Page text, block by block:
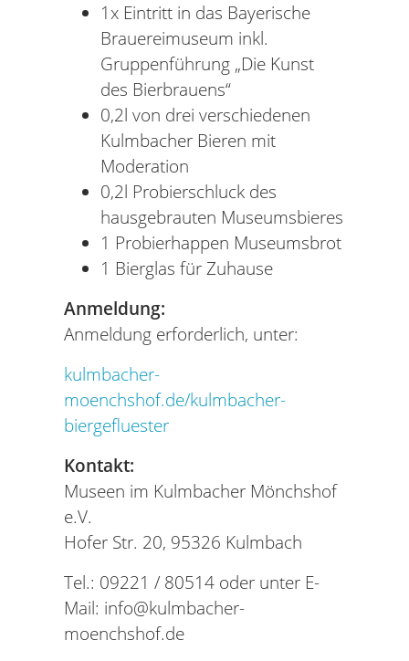
1x Eintritt in das Bayerische
Brauereimuseum inkl.
Gruppenführung „Die Kunst
des Bierbrauens“
0,2l von drei verschiedenen
Kulmbacher Bieren mit
Moderation
0,2l Probierschluck des
hausgebrauten Museumsbieres
1 Probierhappen Museumsbrot
1 Bierglas für Zuhause
Anmeldung:
Anmeldung erforderlich, unter:
kulmbacher-
moenchshof.de/kulmbacher-
biergefluester
Kontakt:
Museen im Kulmbacher Mönchshof
e.V.
Hofer Str. 20, 95326 Kulmbach
Tel.: 09221 / 80514 oder unter E-
Mail: info@kulmbacher-
moenchshof.de